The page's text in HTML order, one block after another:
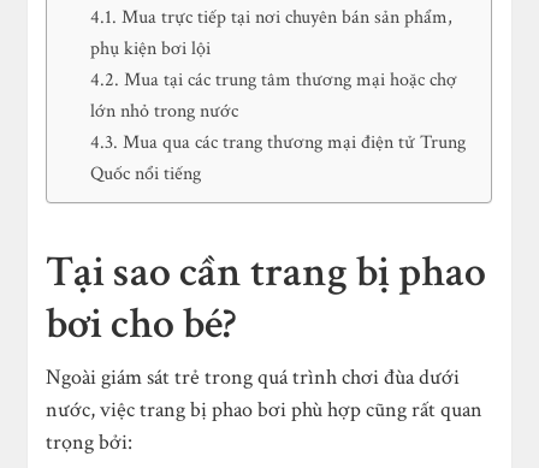
Mua trực tiếp tại nơi chuyên bán sản phẩm,
phụ kiện bơi lội
Mua tại các trung tâm thương mại hoặc chợ
lớn nhỏ trong nước
Mua qua các trang thương mại điện tử Trung
Quốc nổi tiếng
Tại sao cần trang bị phao
bơi cho bé?
Ngoài giám sát trẻ trong quá trình chơi đùa dưới
nước, việc trang bị phao bơi phù hợp cũng rất quan
trọng bởi: